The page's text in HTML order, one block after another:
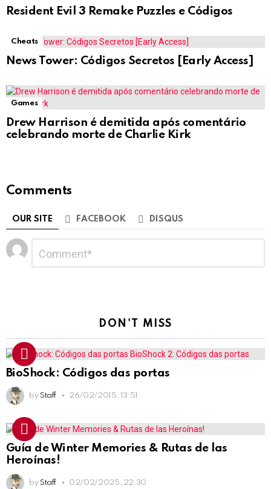
Resident Evil 3 Remake Puzzles e Códigos
Cheats
News Tower: Códigos Secretos [Early Access]
Games
Drew Harrison é demitida após comentário
celebrando morte de Charlie Kirk
Comments
OUR SITE FACEBOOK DISQUS
Deixe
um
comentário
DON'T MISS
BioShock: Códigos das portas
by Staff 26/02/2015, 13:51
Guía de Winter Memories & Rutas de las
Heroínas!
by Staff 02/02/2025, 22:30